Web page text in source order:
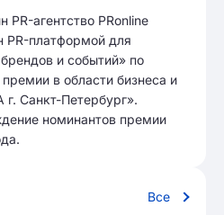
PR-агентство PRonline
PR-платформой для
и событий» по
в области бизнеса и
Санкт-Петербург».
номинантов премии
Все